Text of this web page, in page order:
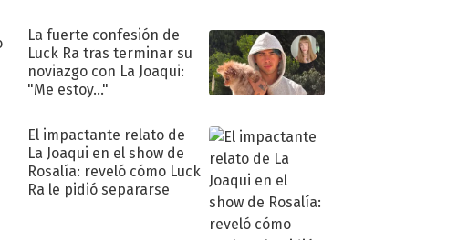
La fuerte confesión de
Luck Ra tras terminar su
noviazgo con La Joaqui:
"Me estoy..."
El impactante relato de
La Joaqui en el show de
Rosalía: reveló cómo Luck
Ra le pidió separarse